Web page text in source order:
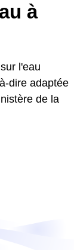
à
l'eau
dire adaptée
de la